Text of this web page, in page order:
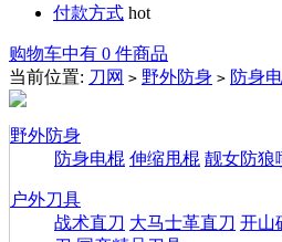
付款方式 hot
购物车中有 0 件商品
当前位置: 刀网 > 野外防身 > 防身
野外防身
防身电棍 伸缩甩棍 靓女防狼
户外刀具
战术直刀 大马士革直刀 开山